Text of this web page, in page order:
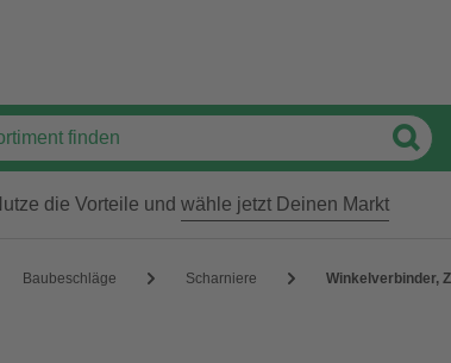
die Vorteile und wähle jetzt Deinen Markt
Baubeschläge Scharniere Winkelverbinder,